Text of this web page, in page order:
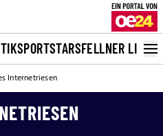
SPORTSTARSFELLNER LIVE
Internetriesen